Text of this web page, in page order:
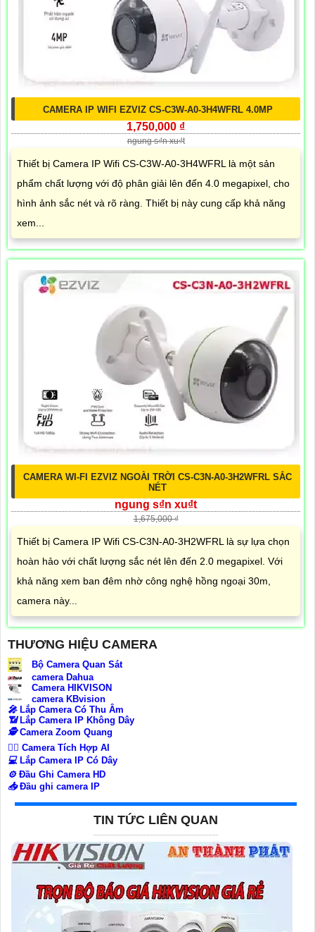
CAMERA IP WIFI EZVIZ CS-C3W-A0-3H4WFRL 4.0MP
1,750,000 ₫
ngung s₫n xu₫t
Thiết bị Camera IP Wifi CS-C3W-A0-3H4WFRL là một sản
phẩm chất lượng với độ phân giải lên đến 4.0 megapixel, cho
hình ảnh sắc nét và rõ ràng. Thiết bị này cung cấp khả năng
xem...
CAMERA WI-FI EZVIZ NGOÀI TRỜI CS-C3N-A0-3H2WFRL SẮC
NÉT
ngung s₫n xu₫t
1,675,000 ₫
Thiết bị Camera IP Wifi CS-C3N-A0-3H2WFRL là sự lựa chọn
hoàn hảo với chất lượng sắc nét lên đến 2.0 megapixel. Với
khả năng xem ban đêm nhờ công nghệ hồng ngoại 30m,
camera này...
THƯƠNG HIỆU CAMERA
Bộ Camera Quan Sát
camera Dahua
Camera HIKVISON
camera KBvision
️🎤️ Lắp Camera Có Thu Âm
📶 Lắp Camera IP Không Dây
🕵️Camera Zoom Quang
🧛‍♀️ Camera Tích Hợp AI
💻Lắp Camera IP Có Dây
⚙️Đầu Ghi Camera HD
📥Đầu ghi camera IP
TIN TỨC LIÊN QUAN